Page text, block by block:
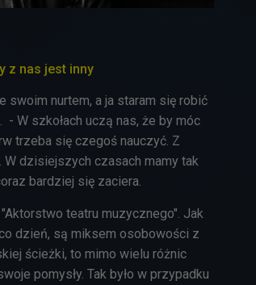
z nas jest inny
swoim nurtem, a ja staram się robić
W szkołach uczą nas, że by móc
trzeba się czegoś nauczyć. Z
dzisiejszych czasach mamy tak
bardziej się zaciera.
teatru muzycznego". Jak
dzień, są miksem osobowości z
ścieżki, to mimo wielu różnic
pomysły. Tak było w przypadku